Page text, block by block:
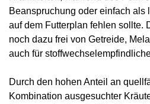
Beanspruchung oder einfach als
auf dem Futterplan fehlen sollte.
noch dazu frei von Getreide,
auch für
Durch den hohen Anteil an
Kombination ausgesuchter